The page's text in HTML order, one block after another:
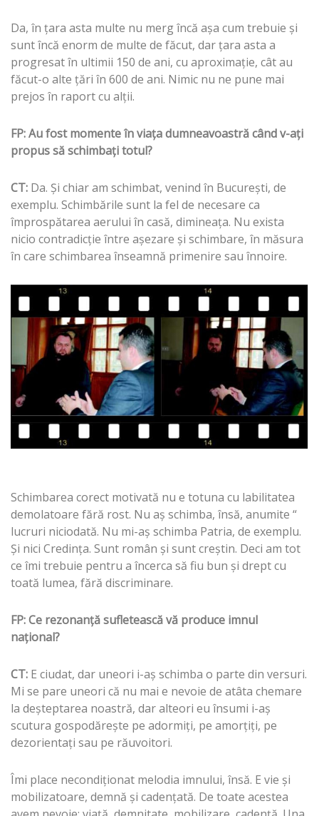
Da, în ţara asta multe nu merg încă aşa cum trebuie şi
sunt încă enorm de multe de făcut, dar ţara asta a
progresat în ultimii 150 de ani, cu aproximaţie, cât au
făcut-o alte ţări în 600 de ani. Nimic nu ne pune mai
prejos în raport cu alţii.
FP: Au fost momente în viaţa dumneavoastră când v-aţi
propus să schimbaţi totul?
CT: Da. Şi chiar am schimbat, venind în Bucureşti, de
exemplu. Schimbările sunt la fel de necesare ca
împrospătarea aerului în casă, dimineaţa. Nu exista
nicio contradicţie între aşezare şi schimbare, în măsura
în care schimbarea înseamnă primenire sau înnoire.
Schimbarea corect motivată nu e totuna cu labilitatea
demolatoare fără rost. Nu aş schimba, însă, anumite “
lucruri niciodată. Nu mi-aş schimba Patria, de exemplu.
Şi nici Credinţa. Sunt român şi sunt creştin. Deci am tot
ce îmi trebuie pentru a încerca să fiu bun şi drept cu
toată lumea, fără discriminare.
FP: Ce rezonanţă sufletească vă produce imnul
naţional?
CT: E ciudat, dar uneori i-aş schimba o parte din versuri.
Mi se pare uneori că nu mai e nevoie de atâta chemare
la deşteptarea noastră, dar alteori eu însumi i-aş
scutura gospodăreşte pe adormiţi, pe amorţiţi, pe
dezorientaţi sau pe răuvoitori.
Îmi place necondiţionat melodia imnului, însă. E vie şi
mobilizatoare, demnă şi cadenţată. De toate acestea